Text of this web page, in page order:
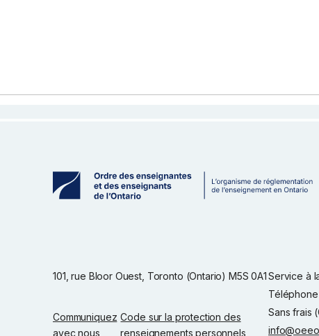
101, rue Bloor Ouest, Toronto (Ontario) M5S 0A1
Communiquez
avec nous
Code sur la protection des
renseignements personnels
Service à
Sans frais